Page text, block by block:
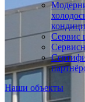
Сервис
Наши объекты